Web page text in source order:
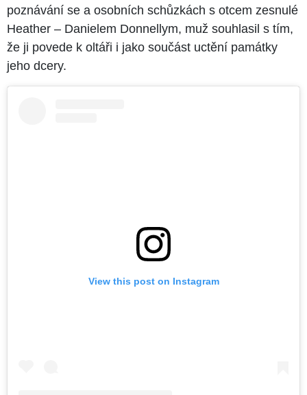
poznávání se a osobních schůzkách s otcem zesnulé
Heather – Danielem Donnellym, muž souhlasil s tím,
že ji povede k oltáři i jako součást uctění památky
jeho dcery.
View this post on Instagram